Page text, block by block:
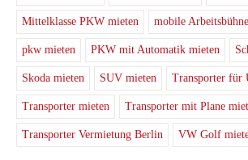
Mittelklasse PKW mieten mobile
pkw mieten PKW mit Automatik mieten
Skoda mieten SUV mieten Transporter für
Transporter mieten Transporter mit Plane
Transporter Vermietung Berlin VW Golf